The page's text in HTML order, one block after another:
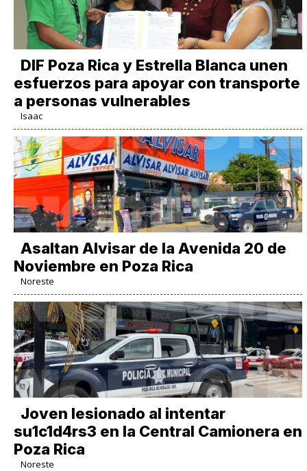
DIF Poza Rica y Estrella Blanca unen
esfuerzos para apoyar con transporte
a personas vulnerables
Isaac
Asaltan Alvisar de la Avenida 20 de
Noviembre en Poza Rica
Noreste
Joven lesionado al intentar
su1c1d4rs3 en la Central Camionera en
Poza Rica
Noreste